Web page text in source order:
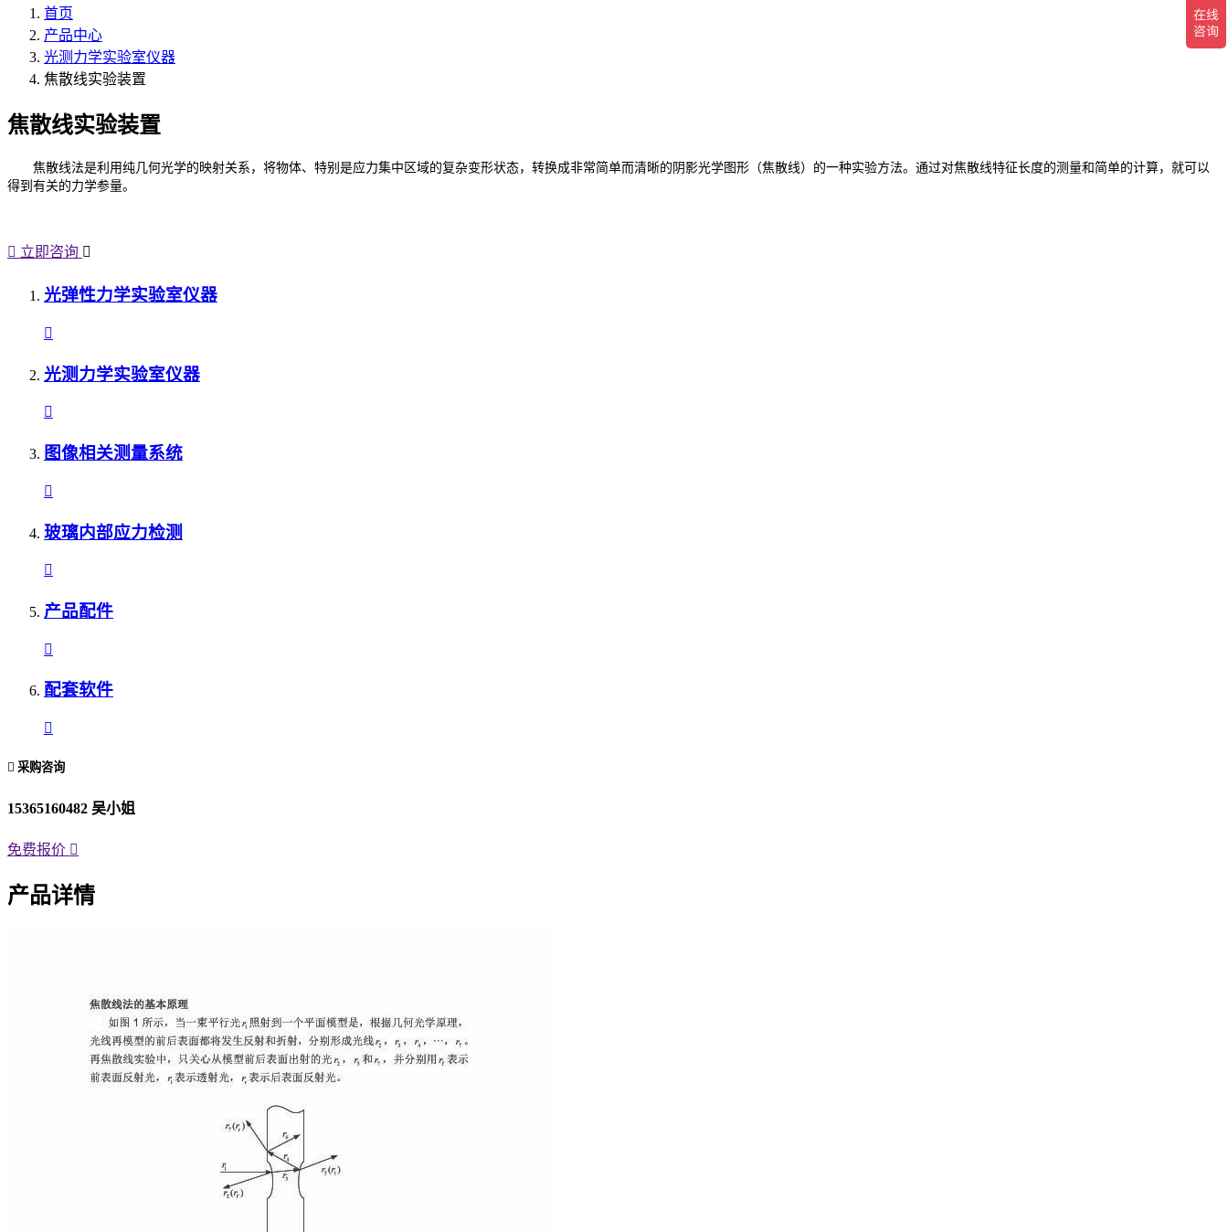
首页
产品中心
光测力学实验室仪器
焦散线实验装置
焦散线实验装置
焦散线法是利用纯几何光学的映射关系，将物体、特别是应力集中区域的复杂变形状态，转换成非常简单而清晰的阴影光学图形（焦散线）的一种实验方法。通过对焦散线特征长度的测量和简单的计算，就可以
得到有关的力学参量。
立即咨询
光弹性力学实验室仪器
光测力学实验室仪器
图像相关测量系统
玻璃内部应力检测
产品配件
配套软件
采购咨询
15365160482 吴小姐
免费报价
产品详情